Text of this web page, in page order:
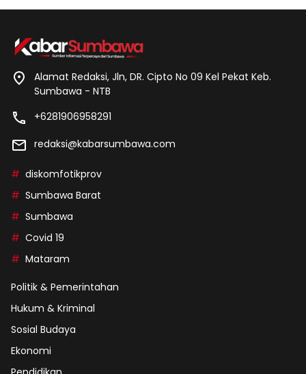
Alamat Redaksi, Jln, DR. Cipto No 09 Kel Pekat Keb.
Sumbawa - NTB
+6281906958291
redaksi@kabarsumbawa.com
diskomfotikprov
Sumbawa Barat
Sumbawa
Covid 19
Mataram
Politik & Pemerintahan
Hukum & Kriminal
Sosial Budaya
Ekonomi